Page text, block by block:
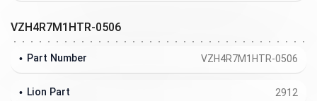
VZH4R7M1HTR-0506
VZH4R7M1HTR-0506
Part Number
2912
Lion Part